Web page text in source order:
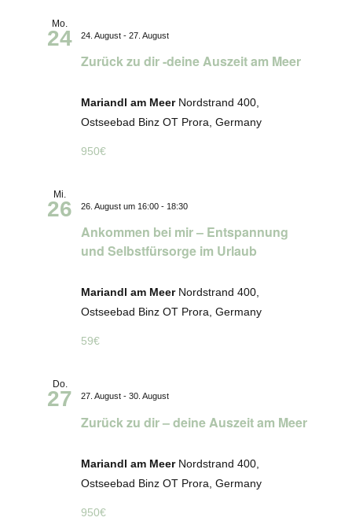
Mo.
24
Zurück zu dir -deine Auszeit am Meer
24. August -27. August
Mariandl am Meer Nordstrand 400,
Ostseebad Binz OT Prora, Germany
950€
Mi.
26
Ankommen bei mir – Entspannung
und Selbstfürsorge im Urlaub
26. August um 16:00 - 18:30
Mariandl am Meer Nordstrand 400,
Ostseebad Binz OT Prora, Germany
59€
Do.
27
Zurück zu dir – deine Auszeit am Meer
27. August -30. August
Mariandl am Meer Nordstrand 400,
Ostseebad Binz OT Prora, Germany
950€